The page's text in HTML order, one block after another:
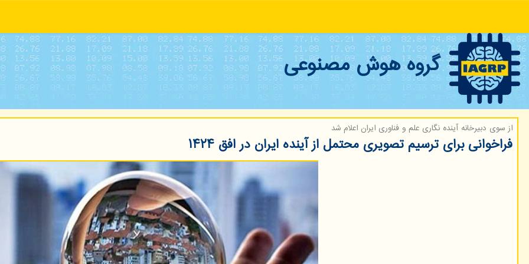
گروه هوش مصنوعی
از سوی دبیرخانه آینده نگاری علم و فناوری ایران اعلام شد
فراخوانی برای ترسیم تصویری محتمل از آینده ایران در افق ۱۴۲۴